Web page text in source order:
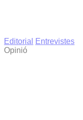
Editorial
Entrevistes
Opinió